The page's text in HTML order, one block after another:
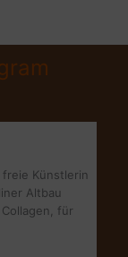
Künstlerin
Altbau
für